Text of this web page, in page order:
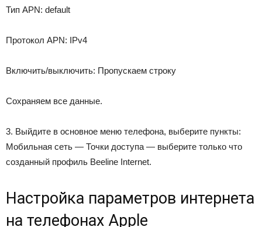
Тип APN: default
Протокол APN: IPv4
Включить/выключить: Пропускаем строку
Сохраняем все данные.
3. Выйдите в основное меню телефона, выберите пункты:
Мобильная сеть — Точки доступа — выберите только что
созданный профиль Beeline Internet.
Настройка параметров интернета
на телефонах Apple